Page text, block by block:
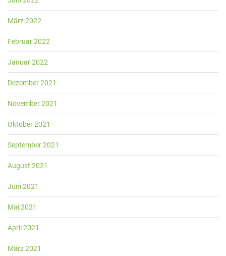
März 2022
Februar 2022
Januar 2022
Dezember 2021
November 2021
Oktober 2021
September 2021
August 2021
Juni 2021
Mai 2021
April 2021
März 2021